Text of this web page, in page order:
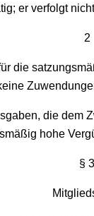
er verfolgt
2
die
die dem
hohe
§ 3